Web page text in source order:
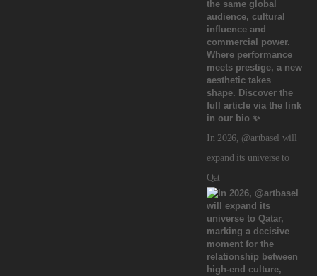
In 2026, @artbasel will
expand its universe to
Qat